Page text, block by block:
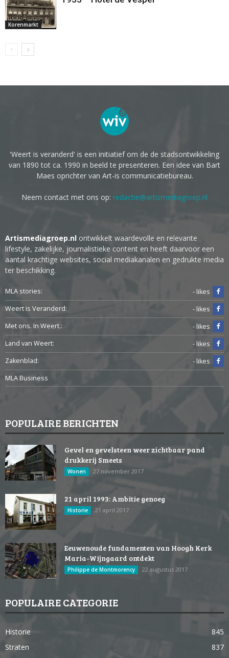
Korenmarkt
'Weert is veranderd' is een initiatief om de de stadsontwikkeling
van 1890 tot ca. 1990 in beeld te presenteren. Een idee van Bart
Maes oprichter van Art-is communicatiebureau.
Neem contact met ons op: redactie@artismediagroep.nl
Artismediagroep.nl ontwikkelt waardevolle en relevante
lifestyle, zakelijke, journalistieke content en heeft daarvoor een
aantal krachtige websites, social mediakanalen en gedrukte media
ter beschikking.
MLA stories:
- likes
Weert is Veranderd:
- likes
Met ons. In Weert.:
- likes
Land van Weert:
- likes
Zakenblad:
- likes
MLA Business
POPULAIRE BERICHTEN
Gevel en gevelsteen weer zichtbaar pand
drukkerij Smeets
Wonen 27 november 2017
21 april 1993: Ambitie genoeg
Historie 21 april 2017
Eeuwenoude fundamenten van Hoogh Kerk
Maria-Wijngaard ontdekt
Philippe de Montmorency 22 augustus 2017
POPULAIRE CATEGORIE
Historie
845
Straten
837